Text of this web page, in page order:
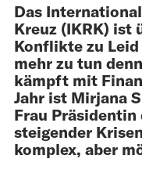
Das
Kreuz (IKRK) ist
Konflikte zu
mehr zu tun
kämpft mit
Jahr ist Mirjana
Frau Präsidentin
steigender
komplex, aber